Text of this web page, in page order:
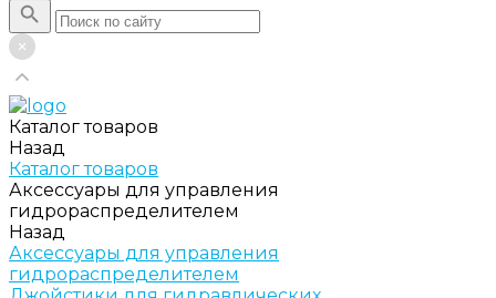
Каталог товаров
Назад
Каталог товаров
Аксессуары для управления
гидрораспределителем
Назад
Аксессуары для управления
гидрораспределителем